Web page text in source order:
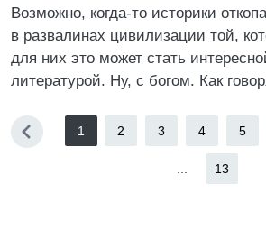
Возможно, когда-то историки
в развалинах цивилизации той,
для них это может стать
литературой. Ну, с богом. Как
1 2 3 4 5
13